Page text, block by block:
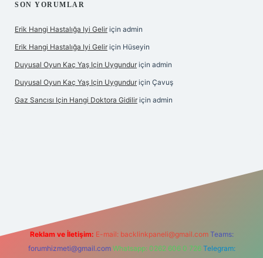
SON YORUMLAR
Erik Hangi Hastalığa Iyi Gelir için admin
Erik Hangi Hastalığa Iyi Gelir için Hüseyin
Duyusal Oyun Kaç Yaş Için Uygundur için admin
Duyusal Oyun Kaç Yaş Için Uygundur için Çavuş
Gaz Sancısı Için Hangi Doktora Gidilir için admin
Reklam ve İletişim: E-mail: backlinkpaneli@gmail.com Teams:
forumhizmeti@gmail.com Whatsapp: 0262 606 0 726 Telegram: